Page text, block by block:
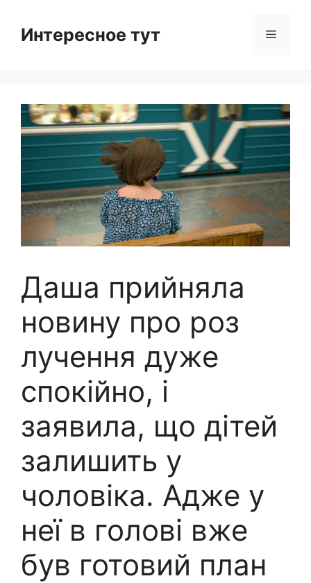
contentИнтересное тут Menu
Даша прийняла
новину про роз
лучення дуже
спокійно, і
заявила, що дітей
залишить у
чоловіка. Адже у
неї в голові вже
був готовий план